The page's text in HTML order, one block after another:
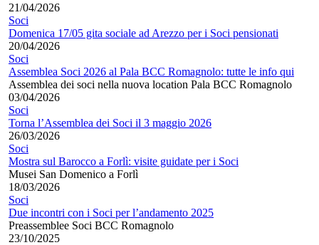
21/04/2026
Soci
Domenica 17/05 gita sociale ad Arezzo per i Soci pensionati
20/04/2026
Soci
Assemblea Soci 2026 al Pala BCC Romagnolo: tutte le info qui
Assemblea dei soci nella nuova location Pala BCC Romagnolo
03/04/2026
Soci
Torna l’Assemblea dei Soci il 3 maggio 2026
26/03/2026
Soci
Mostra sul Barocco a Forlì: visite guidate per i Soci
Musei San Domenico a Forlì
18/03/2026
Soci
Due incontri con i Soci per l’andamento 2025
Preassemblee Soci BCC Romagnolo
23/10/2025